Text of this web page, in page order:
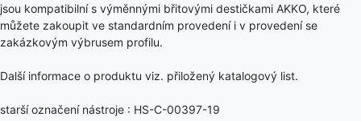
jsou kompatibilní s výměnnými břitovými destičkami AKKO, které
můžete zakoupit ve standardním provedení i v provedení se
zakázkovým výbrusem profilu.
Další informace o produktu viz. přiložený katalogový list.
starší označení nástroje : HS-C-00397-19